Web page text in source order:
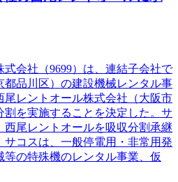
会社（9699）は、連結子会社で
都品川区）の建設機械レンタル事
レントオール株式会社（大阪市
を実施することを決定した。サ
西尾レントオールを吸収分割承継
コスは、一般停電用・非常用発
の特殊機のレンタル事業、仮